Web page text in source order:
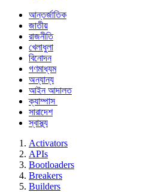
আন্তর্জাতিক
জাতীয়
রাজনীতি
খেলাধুলা
বিনোদন
গণমাধ্যম
অন্যান্য
আইন আদালত
ক্যাম্পাস
সারাদেশ
স্বাস্থ্য
Activators
APIs
Bootloaders
Breakers
Builders